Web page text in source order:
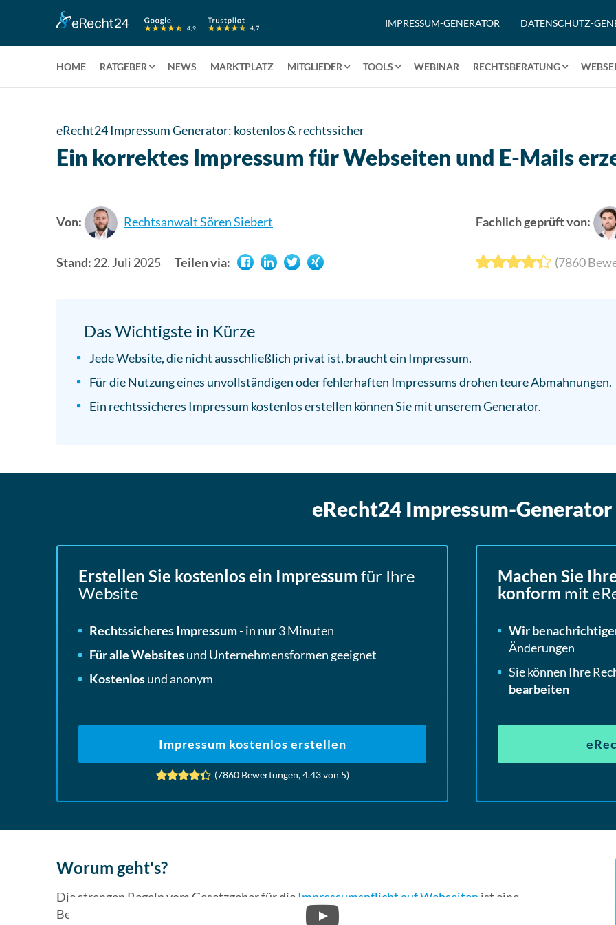
IMPRESSUM-GENERATOR DATENSCHUTZ-
HOME RATGEBER NEWS MARKTPLATZ MITGLIEDER TOOLS WEBINAR RECHTSBERATUNG
eRecht24 Impressum Generator: kostenlos & rechtssicher
Ein korrektes Impressum für Webseiten und E-Mails
Von: Rechtsanwalt Sören Siebert Fachlich geprüft von:
Stand: 22. Juli 2025 Teilen via: (7860
Das Wichtigste in Kürze
Jede Website, die nicht ausschließlich privat ist, braucht ein Impressum.
Für die Nutzung eines unvollständigen oder fehlerhaften Impressums drohen teure Abmahnungen.
Ein rechtssicheres Impressum kostenlos erstellen können Sie mit unserem Generator.
eRecht24 Impressum-Generator
Erstellen Sie kostenlos ein Impressum für Ihre
Website
Rechtssicheres Impressum- in nur 3 Minuten
Für alle Websitesund Unternehmensformen geeignet
Kostenlosund anonym
Impressum kostenlos erstellen
(7860Bewertungen,4.43von 5)
Machen Sie
konform mit
Wir
Änderungen
Sie können Ihre
bearbeiten
Worum geht's?
Die strengen Regeln vom Gesetzgeber für die Impressumspflicht auf Webseiten ist eine
Besonderheit in Deutschland. In kaum einem anderen Land sind die